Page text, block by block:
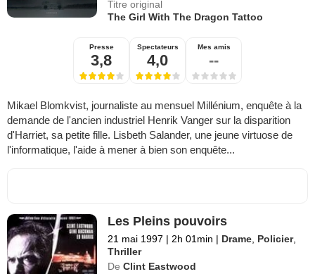
Titre original
The Girl With The Dragon Tattoo
Presse
3,8
Spectateurs
4,0
Mes amis
--
Mikael Blomkvist, journaliste au mensuel Millénium, enquête à la
demande de l'ancien industriel Henrik Vanger sur la disparition
d'Harriet, sa petite fille. Lisbeth Salander, une jeune virtuose de
l'informatique, l'aide à mener à bien son enquête...
Les Pleins pouvoirs
21 mai 1997 | 2h 01min | Drame Policier,
Thriller
De Clint Eastwood